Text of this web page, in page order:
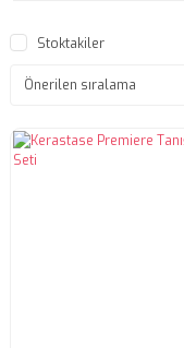
Stoktakiler